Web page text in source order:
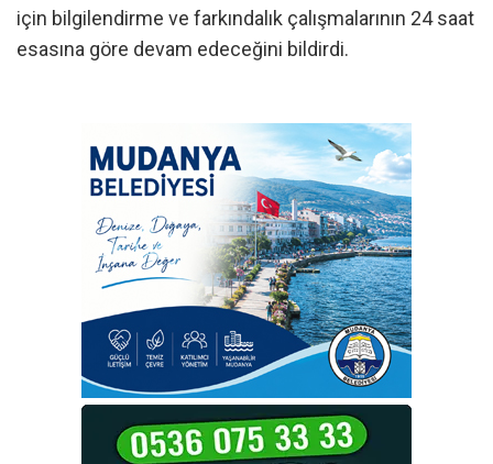
için bilgilendirme ve farkındalık çalışmalarının 24 saat
esasına göre devam edeceğini bildirdi.